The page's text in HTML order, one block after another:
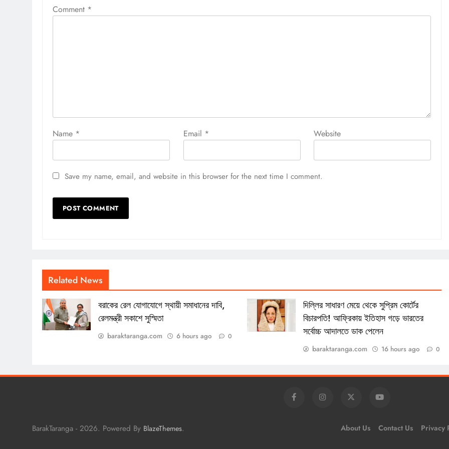
Comment *
Name * Email * Website
Save my name, email, and website in this browser for the next time I comment.
Related News
বরাকের রেল যোগাযোগে স্থায়ী সমাধানের দাবি,
রেলমন্ত্রী সকাশে সুস্মিতা
baraktaranga.com 6 hours ago 0
দিল্লির সাধারণ মেয়ে থেকে সুপ্রিম কোর্টের
বিচারপতি! আফ্রিকায় ইতিহাস গড়ে ভারতের
সর্বোচ্চ আদালতে ডাক পেলেন
baraktaranga.com 16 hours ago 0
BarakTaranga - 2026. Powered By BlazeThemes. About Us Contact Us Privacy